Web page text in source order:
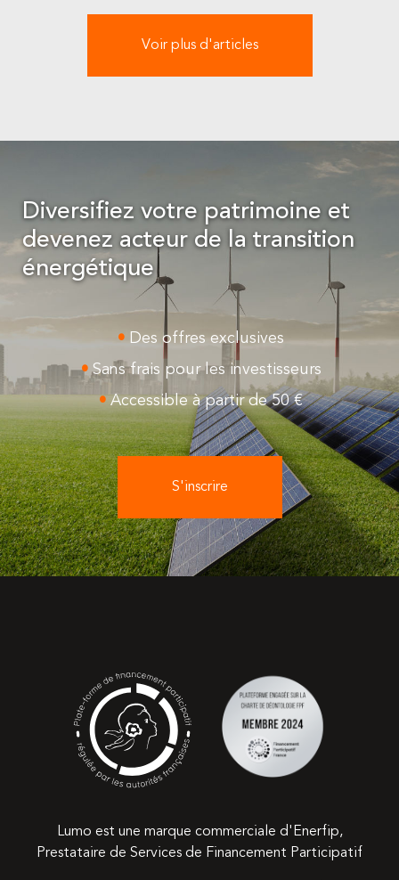
Voir plus d'articles
Diversifiez votre patrimoine et
devenez acteur de la transition
énergétique
Des offres exclusives
Sans frais pour les investisseurs
Accessible à partir de 50 €
S'inscrire
Lumo est une marque commerciale d'Enerfip,
Prestataire de Services de Financement Participatif